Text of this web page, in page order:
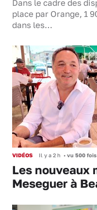
Dans le cadre des
place par Orange, 1
dans les…
VIDÉOS Il y a 2 h • vu 500 fois
Les nouveaux
Meseguer à